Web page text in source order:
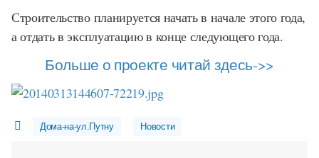
Строительство планируется начать в начале этого года,
а отдать в эксплуатацию в конце следующего года.
Больше о проекте читай здесь->>
Дома-на-ул.Путну Новости